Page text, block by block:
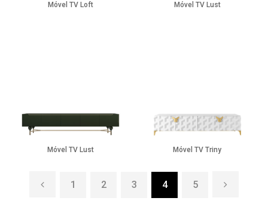
Móvel TV Loft Móvel TV Lust
Móvel TV Lust Móvel TV Triny
1 2 3 4 5